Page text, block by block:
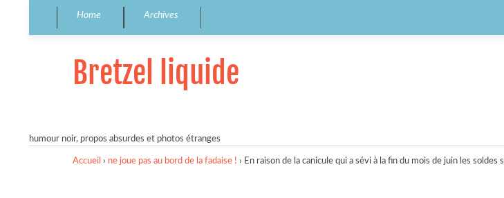
Home Archives
Bretzel liquide
humour noir, propos absurdes et photos étranges
Accueil › ne joue pas au bord de la fadaise ! › En raison de la canicule qui a sévi à la fin du mois de juin les